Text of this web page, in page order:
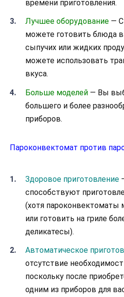
времени приготовления.
Лучшее оборудование —
можете готовить блюда
сыпучих или жидких
можете использовать
вкуса.
Больше моделей — Вы
большего и более
приборов.
Пароконвектомат против
Здоровое приготовление
способствуют
(хотя пароконвектоматы
или готовить на гриле
деликатесы).
Автоматическое
отсутствие
поскольку после
одним из приборов для